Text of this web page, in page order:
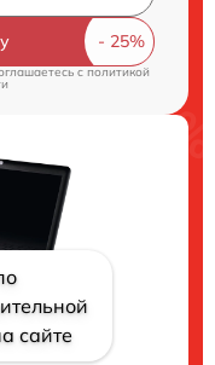
cполитикой
сайте